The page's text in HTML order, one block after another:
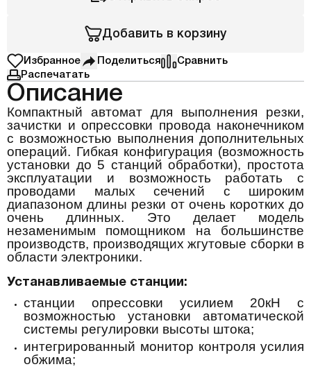
Добавить в корзину
Избранное Поделиться
Сравнить
Распечатать
Описание
Компактный автомат для выполнения резки,
зачистки и опрессовки провода наконечником
с возможностью выполнения дополнительных
операций. Гибкая конфигурация (возможность
установки до 5 станций обработки), простота
эксплуатации и возможность работать с
проводами малых сечений с широким
диапазоном длины резки от очень коротких до
очень длинных. Это делает модель
незаменимым помощником на большинстве
производств, производящих жгутовые сборки в
области электроники.
Устанавливаемые станции:
станции опрессовки усилием 20кН с
возможностью установки автоматической
системы регулировки высоты штока;
интегрированный монитор контроля усилия
обжима;